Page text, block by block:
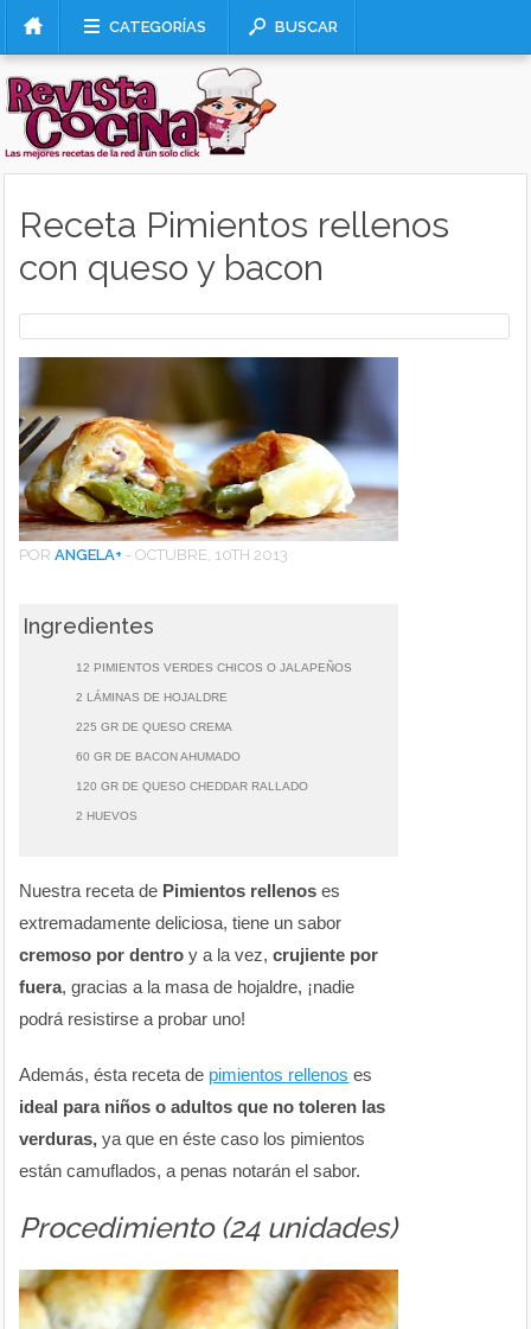
CATEGORÍAS BUSCAR
Receta Pimientos rellenos
con queso y bacon
PORANGELA+ -OCTUBRE, 10TH 2013
Ingredientes
12 PIMIENTOS VERDES CHICOS O JALAPEÑOS
2 LÁMINAS DE HOJALDRE
225 GR DE QUESO CREMA
60 GR DE BACON AHUMADO
120 GR DE QUESO CHEDDAR RALLADO
2 HUEVOS
Nuestra receta de Pimientos rellenos es
extremadamente deliciosa, tiene un sabor
cremoso por dentro y a la vez,crujiente por
fuera, gracias a la masa de hojaldre, ¡nadie
podrá resistirse a probar uno!
Además, ésta receta de pimientos rellenos es
ideal para niños o adultos que no toleren las
verduras, ya que en éste caso los pimientos
están camuflados, a penas notarán el sabor.
Procedimiento (24 unidades)